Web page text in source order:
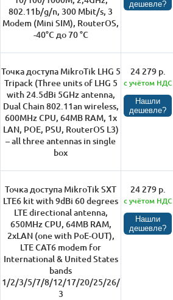
802.11b/g/n, 300 Mbit/s, 3
Modem (Mini SIM), RouterOS,
-40°С до 70 °C
дешевле?
Точка доступа MikroTik LHG 5
Tripack (Three units of LHG 5
with 24.5dBi 5GHz antenna,
Dual Chain 802.11an wireless,
600MHz CPU, 64MB RAM, 1x
LAN, POE, PSU, RouterOS L3)
– all three antennas in single
box
24 279 р.
с учётом НДС
Нашли
дешевле?
Точка доступа MikroTik SXT
LTE6 kit with 9dBi 60 degrees
LTE directional antenna,
650MHz CPU, 64MB RAM,
2xLAN (one with PoE-OUT),
LTE CAT6 modem for
International & United States
bands
1/2/3/5/7/8/12/17/20/25/26/
3
24 279 р.
с учётом НДС
Нашли
дешевле?